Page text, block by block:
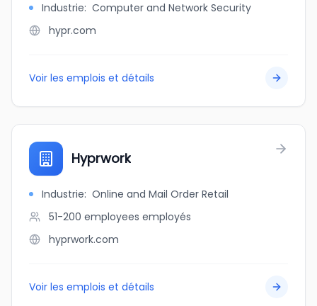
Industrie: Computer and Network Security
hypr.com
Voir les emplois et détails
Hyprwork
Industrie: Online and Mail Order Retail
51-200 employees employés
hyprwork.com
Voir les emplois et détails